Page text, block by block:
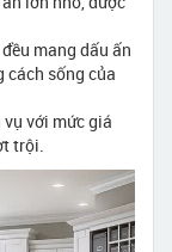
mang dấu ấn
cách sống của
vụ với mức giá
trội.